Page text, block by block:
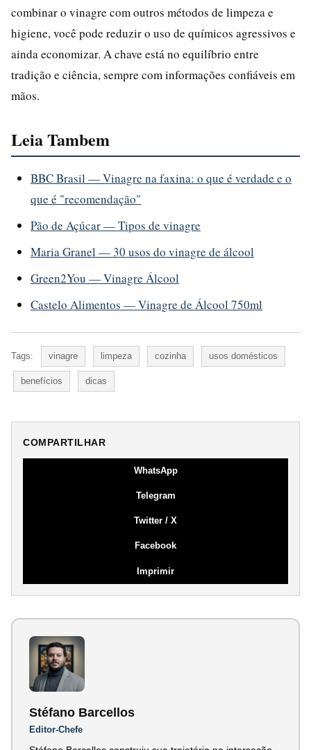
combinar o vinagre com outros métodos de limpeza e
higiene, você pode reduzir o uso de químicos agressivos e
ainda economizar. A chave está no equilíbrio entre
tradição e ciência, sempre com informações confiáveis em
mãos.
Leia Tambem
BBC Brasil — Vinagre na faxina: o que é verdade e o
que é "recomendação"
Pão de Açúcar — Tipos de vinagre
Maria Granel — 30 usos do vinagre de álcool
Green2You — Vinagre Álcool
Castelo Alimentos — Vinagre de Álcool 750ml
Tags: vinagre limpeza cozinha usos domésticos
benefícios dicas
COMPARTILHAR
WhatsApp
Telegram
Twitter / X
Facebook
Imprimir
Stéfano Barcellos
Editor-Chefe